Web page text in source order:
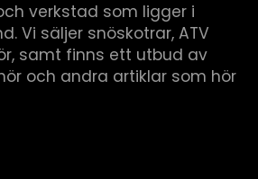
verkstad som ligger i
Vi säljer snöskotrar, ATV
samt finns ett utbud av
och andra artiklar som hör